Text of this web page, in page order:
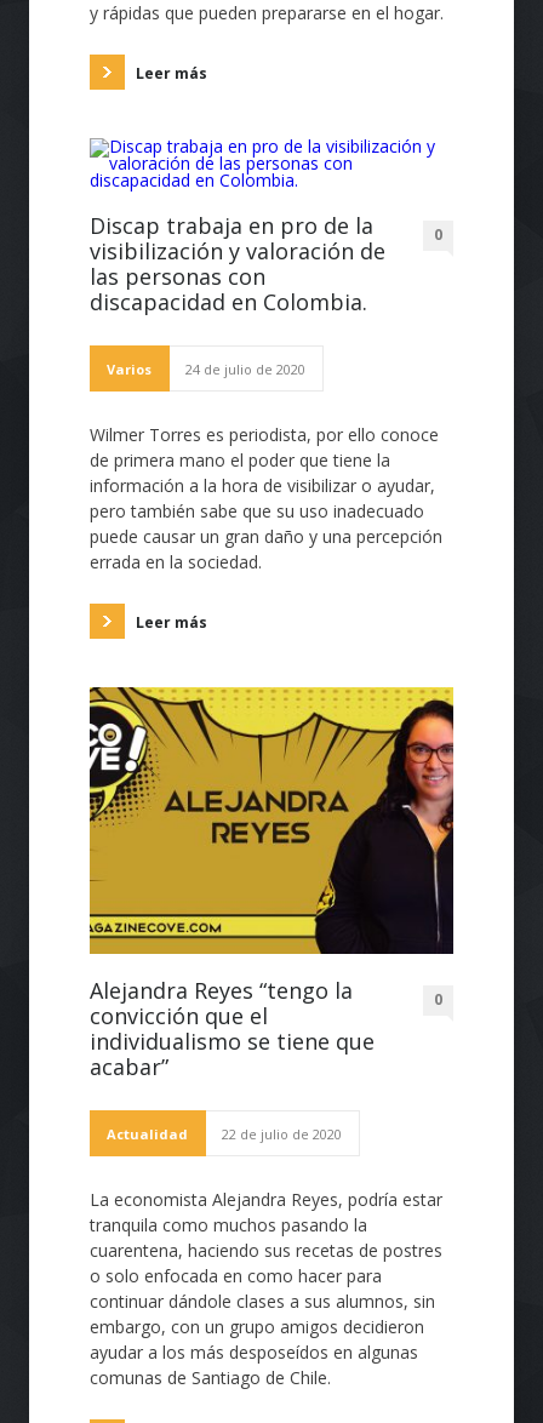
y rápidas que pueden prepararse en el hogar.
Leer más
Discap trabaja en pro de la
visibilización y valoración de
las personas con
discapacidad en Colombia.
0
Varios 24 de julio de 2020
Wilmer Torres es periodista, por ello conoce
de primera mano el poder que tiene la
información a la hora de visibilizar o ayudar,
pero también sabe que su uso inadecuado
puede causar un gran daño y una percepción
errada en la sociedad.
Leer más
Alejandra Reyes “tengo la
convicción que el
individualismo se tiene que
acabar”
0
Actualidad 22 de julio de 2020
La economista Alejandra Reyes, podría estar
tranquila como muchos pasando la
cuarentena, haciendo sus recetas de postres
o solo enfocada en como hacer para
continuar dándole clases a sus alumnos, sin
embargo, con un grupo amigos decidieron
ayudar a los más desposeídos en algunas
comunas de Santiago de Chile.